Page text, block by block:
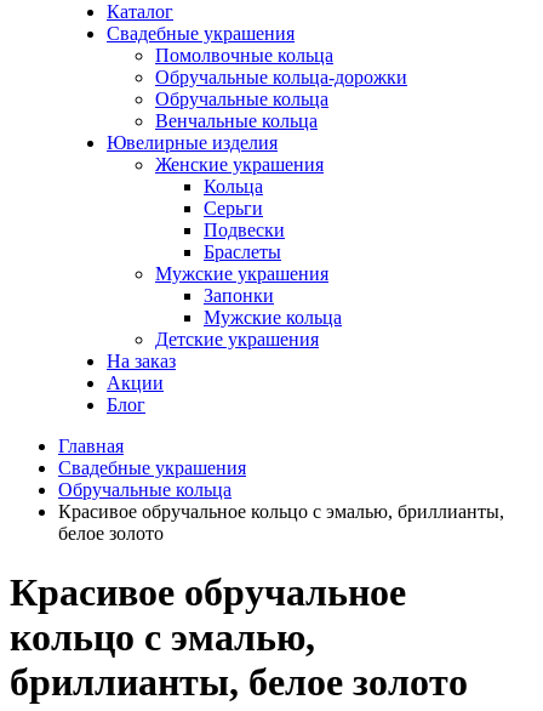
Каталог
Свадебные украшения
Помолвочные кольца
Обручальные кольца-дорожки
Обручальные кольца
Венчальные кольца
Ювелирные изделия
Женские украшения
Кольца
Серьги
Подвески
Браслеты
Мужские украшения
Запонки
Мужские кольца
Детские украшения
На заказ
Акции
Блог
Главная
Свадебные украшения
Обручальные кольца
Красивое обручальное кольцо с эмалью, бриллианты,
белое золото
Красивое обручальное
кольцо с эмалью,
бриллианты, белое золото